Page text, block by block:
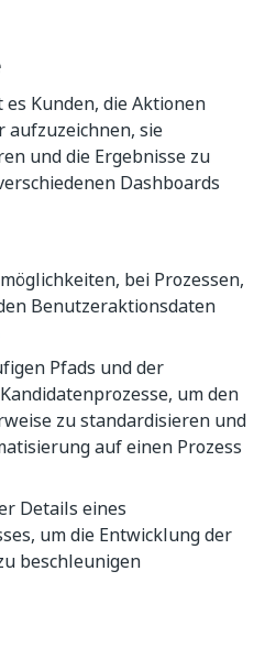
Kunden, die Aktionen
sie
und die Ergebnisse zu
Dashboards
bei Prozessen,
Benutzeraktionsdaten
Pfads und der
um den
zu standardisieren und
auf einen Prozess
Details eines
um die Entwicklung der
beschleunigen